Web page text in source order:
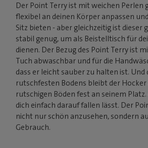
Der Point Terry ist mit weichen Perlen
flexibel an deinen Körper anpassen
Sitz bieten - aber gleichzeitig ist dieser
stabil genug, um als Beistelltisch für
dienen. Der Bezug des Point Terry ist
Tuch abwaschbar und für die
dass er leicht sauber zu halten ist. Und
rutschfesten Bodens bleibt der
rutschigen Böden fest an seinem
dich einfach darauf fallen lässt. Der
nicht nur schön anzusehen, sondern
Gebrauch.